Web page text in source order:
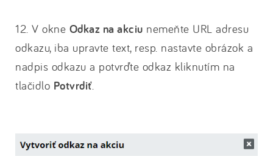
12. V okne Odkaz na akciu nemeňte URL adresu
odkazu, iba upravte text, resp. nastavte obrázok a
nadpis odkazu a potvrďte odkaz kliknutím na
tlačidlo Potvrdiť.